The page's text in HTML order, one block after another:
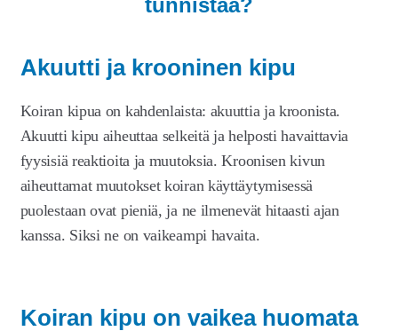
tunnistaa?
Akuutti ja krooninen kipu
Koiran kipua on kahdenlaista: akuuttia ja kroonista.
Akuutti kipu aiheuttaa selkeitä ja helposti havaittavia
fyysisiä reaktioita ja muutoksia. Kroonisen kivun
aiheuttamat muutokset koiran käyttäytymisessä
puolestaan ovat pieniä, ja ne ilmenevät hitaasti ajan
kanssa. Siksi ne on vaikeampi havaita.
Koiran kipu on vaikea huomata